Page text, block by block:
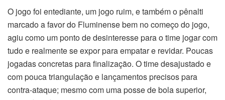
O jogo foi entediante, um jogo ruim, e também o pênalti
marcado a favor do Fluminense bem no começo do jogo,
agiu como um ponto de desinteresse para o time jogar com
tudo e realmente se expor para empatar e revidar. Poucas
jogadas concretas para finalização. O time desajustado e
com pouca triangulação e lançamentos precisos para
contra-ataque; mesmo com uma posse de bola superior,